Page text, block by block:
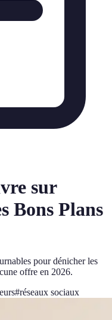
sur
Bons Plans
pour dénicher les
offre en 2026.
#réseaux sociaux